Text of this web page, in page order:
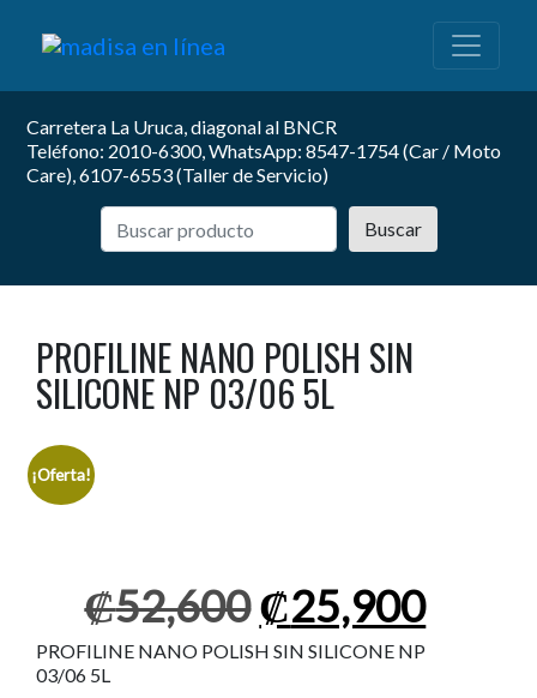
Carretera La Uruca, diagonal al BNCR
Teléfono: 2010-6300, WhatsApp: 8547-1754 (Car / Moto
Care), 6107-6553 (Taller de Servicio)
Buscar
PROFILINE NANO POLISH SIN
SILICONE NP 03/06 5L
¡Oferta!
₡52,600El
precio
original
era:
₡25,900El
PROFILINE NANO POLISH SIN SILICONE NP
03/06 5L